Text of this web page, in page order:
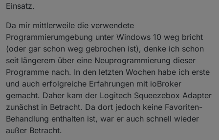
Einsatz.
Da mir mittlerweile die verwendete
Programmierumgebung unter Windows 10 weg bricht
(oder gar schon weg gebrochen ist), denke ich schon
seit längerem über eine Neuprogrammierung dieser
Programme nach. In den letzten Wochen habe ich erste
und auch erfolgreiche Erfahrungen mit ioBroker
gemacht. Daher kam der Logitech Squeezebox Adapter
zunächst in Betracht. Da dort jedoch keine Favoriten-
Behandlung enthalten ist, war er auch schnell wieder
außer Betracht.